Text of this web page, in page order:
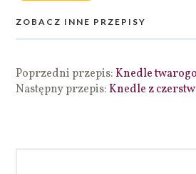
ZOBACZ INNE PRZEPISY
Poprzedni przepis:Knedle
Następny przepis:Knedle z